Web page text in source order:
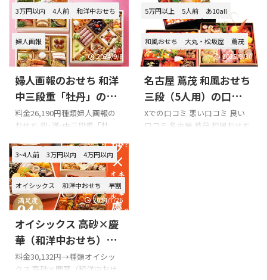
入の際の参考に是非どうぞ!!!
「キャピタル東洋亭本店 洋風
おせち 一段（2人用）」のXで
の口コミ 我が家の自家製おせ
ちそしてキャピタル東洋亭の
和洋二段今年は贅沢なおせち
になりました ♪それと筑前
煮、鶏出汁のお雑煮#お節 #キ
pic.twitter.com/8cK9Q0EyTT—
1, 2022 昨年に続きキャピタル
東洋亭の洋風おせ ...
に是非どうぞ!!! 「ANAクラウン
プラザホテル神戸 和洋おせち
二段重（冷蔵）」のXでの口コ
ミ <1/1~3>ANAクラウンプラザ
ホテル神戸『新春バイキン
グ』和洋中おせちなど趣向を
凝らした料理にステージイベ
ント 神戸市中央区
pic.twitter.com/ygbknUaXtY—
3万円以内 4人前 和洋中おせち
婦人画報
2024/9/8
婦人画報のおせち 和洋
中三段重「牡丹」の口
コミをまとめてみまし
た!!!
料金26,190円種類婦人画報の
おせち 和･洋･中三段重「牡
12月30日 このページでは、婦
人画報のおせち 和洋中三段重
「牡丹」の口コミを紹介しま
す。 Xでの口コミ 悪い口コミ
良い口コミ 婦人画報のおせち
和洋中三段重「牡丹」を購入
の際の参考に是非どうぞ!!! 婦人
画報のおせちのXでの口コミ
高清水
誉国光今年の
5万円以上 5人前 あ10all
和風おせち 大丸・松坂屋
蔦茂
2025/9/30
名古屋 蔦茂 和風おせち
三段（5人用）の口コミ
をまとめてみました!!!
Xでの口コミ 悪い口コミ 良い
口コミ 名古屋 蔦茂 和風おせち
3~4人前 3万円以内 4万円以内
オイシックス 和洋中おせち
早割
2024/7/26
オイシックス 高砂×慶
華（和洋中おせち）の
口コミをまとめてみま
した!!!
料金30,132円→種類オイシッ
クス 高砂×慶華（和洋中おせ